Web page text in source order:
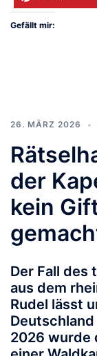
Gefällt mir:
26. MÄRZ 2026
der
kein
Der Fall des
aus dem
Rudel lässt
2026 wurde